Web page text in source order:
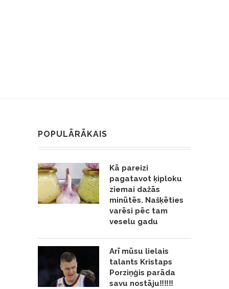
POPULĀRĀKAIS
Kā pareizi
pagatavot ķiploku
ziemai dažās
minūtēs. Našķēties
varēsi pēc tam
veselu gadu
Arī mūsu lielais
talants Kristaps
Porziņģis parāda
savu nostāju‼️‼️‼️